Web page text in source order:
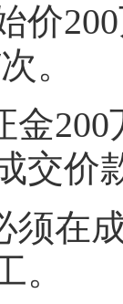
价
。
200
交价
在成
。